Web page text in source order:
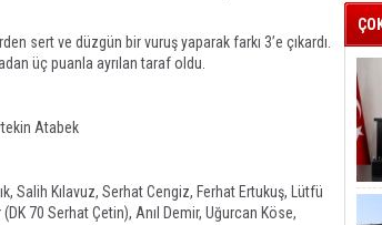
sert ve düzgün bir vuruş yaparak farkı 3’e çıkardı.
üç puanla ayrılan taraf oldu.
Atabek
Salih Kılavuz, Serhat Cengiz, Ferhat Ertukuş, Lütfü
70 Serhat Çetin), Anıl Demir, Uğurcan Köse,